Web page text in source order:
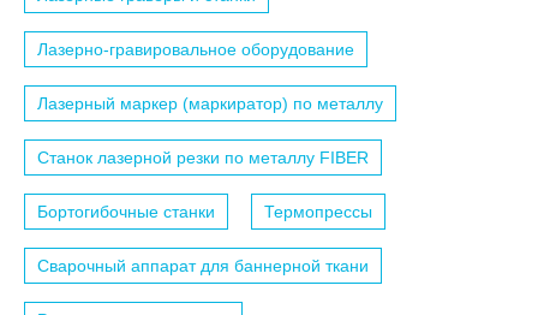
Лазерно-гравировальное оборудование
Лазерный маркер (маркиратор) по металлу
Станок лазерной резки по металлу FIBER
Бортогибочные станки Термопрессы
Сварочный аппарат для баннерной ткани